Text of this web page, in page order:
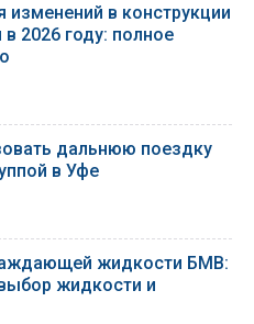
изменений в конструкции
2026 году: полное
дальнюю поездку
в Уфе
жидкости БМВ:
жидкости и